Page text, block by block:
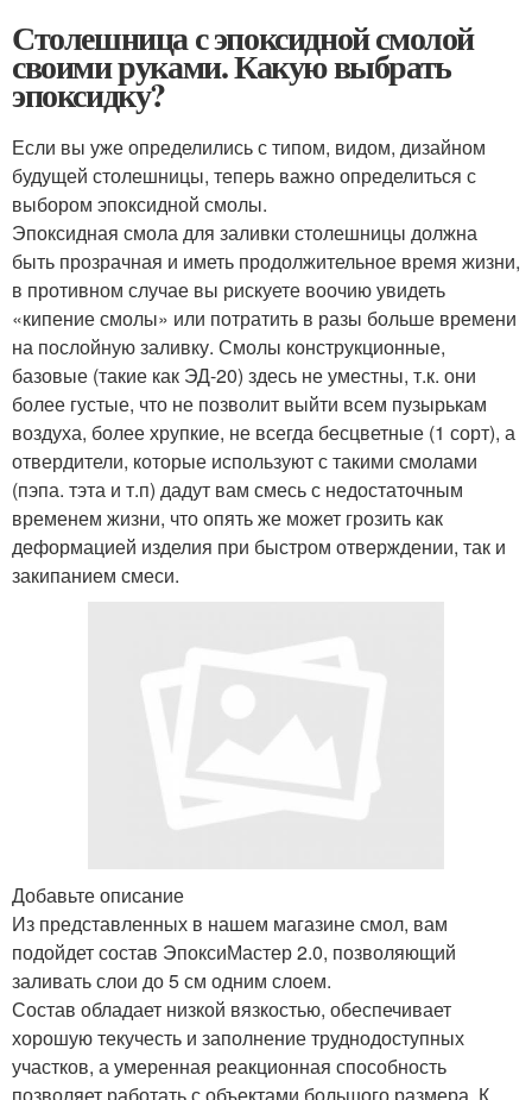
Столешница с эпоксидной смолой
своими руками. Какую выбрать
эпоксидку?
Если вы уже определились с типом, видом, дизайном
будущей столешницы, теперь важно определиться с
выбором эпоксидной смолы.
Эпоксидная смола для заливки столешницы должна
быть прозрачная и иметь продолжительное время жизни,
в противном случае вы рискуете воочию увидеть
«кипение смолы» или потратить в разы больше времени
на послойную заливку. Смолы конструкционные,
базовые (такие как ЭД-20) здесь не уместны, т.к. они
более густые, что не позволит выйти всем пузырькам
воздуха, более хрупкие, не всегда бесцветные (1 сорт), а
отвердители, которые используют с такими смолами
(пэпа. тэта и т.п) дадут вам смесь с недостаточным
временем жизни, что опять же может грозить как
деформацией изделия при быстром отверждении, так и
закипанием смеси.
Добавьте описание
Из представленных в нашем магазине смол, вам
подойдет состав ЭпоксиМастер 2.0, позволяющий
заливать слои до 5 см одним слоем.
Состав обладает низкой вязкостью, обеспечивает
хорошую текучесть и заполнение труднодоступных
участков, а умеренная реакционная способность